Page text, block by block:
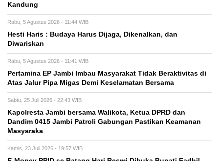
Kandung
Rabu, 5 Agustus 2026 - 11:44 WIB
Hesti Haris : Budaya Harus Dijaga, Dikenalkan, dan
Diwariskan
Rabu, 5 Agustus 2026 - 11:41 WIB
Pertamina EP Jambi Imbau Masyarakat Tidak Beraktivitas di
Atas Jalur Pipa Migas Demi Keselamatan Bersama
Sabtu, 25 Juli 2026 - 22:43 WIB
Kapolresta Jambi bersama Walikota, Ketua DPRD dan
Dandim 0415 Jambi Patroli Gabungan Pastikan Keamanan
Masyaraka
Kamis, 23 Juli 2026 - 19:57 WIB